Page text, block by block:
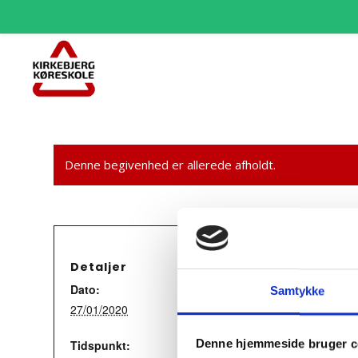
Samtykke
Denne hjemmeside bruger
Denne begivenhed er allerede afholdt.
Detaljer
Dato:
27/01/2020
Tidspunkt: